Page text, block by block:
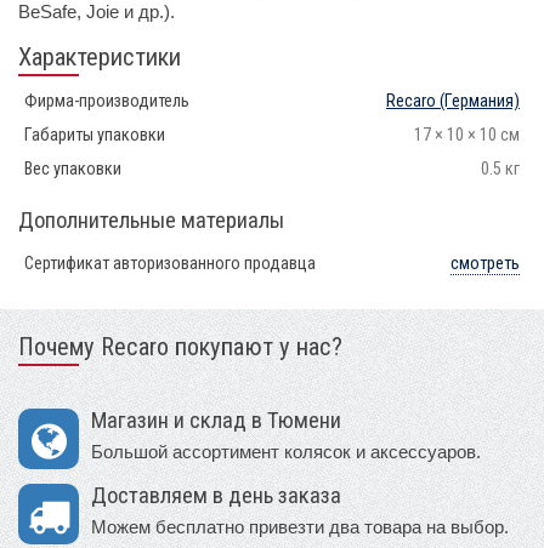
BeSafe, Joie и др.).
Характеристики
Фирма-производитель Recaro (Германия)
Габариты упаковки
17 × 10 × 10 см
Вес упаковки
0.5 кг
Дополнительные материалы
Сертификат авторизованного продавца смотреть
Почему Recaro покупают у нас?
Магазин и склад в Тюмени
Большой ассортимент колясок и аксессуаров.
Доставляем в день заказа
Можем бесплатно привезти два товара на выбор.